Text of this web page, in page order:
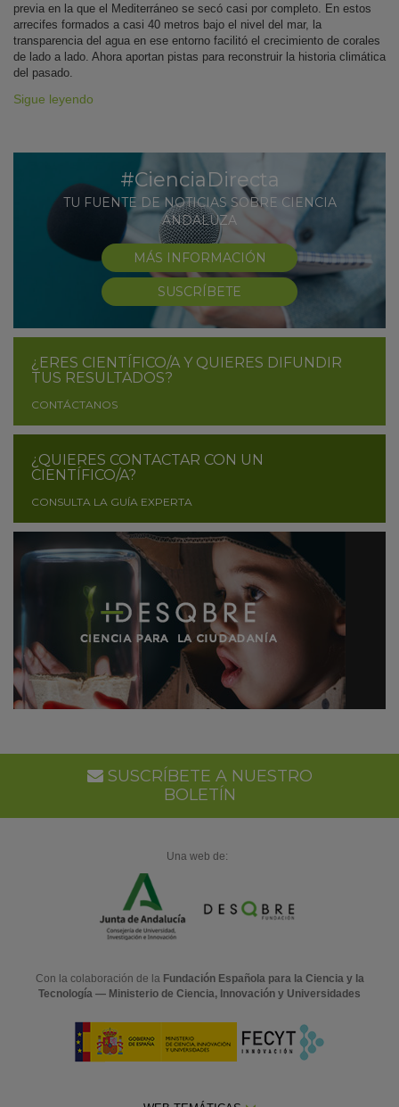
previa en la que el Mediterráneo se secó casi por completo. En estos
arrecifes formados a casi 40 metros bajo el nivel del mar, la
transparencia del agua en ese entorno facilitó el crecimiento de corales
de lado a lado. Ahora aportan pistas para reconstruir la historia climática
del pasado.
Sigue leyendo
#CienciaDirecta
TU FUENTE DE NOTICIAS SOBRE CIENCIA
ANDALUZA
MÁS INFORMACIÓN
SUSCRÍBETE
¿ERES CIENTÍFICO/A Y QUIERES DIFUNDIR
TUS RESULTADOS?
CONTÁCTANOS
¿QUIERES CONTACTAR CON UN
CIENTÍFICO/A?
CONSULTA LA GUÍA EXPERTA
SUSCRÍBETE A NUESTRO
BOLETÍN
Una web de:
Con la colaboración de la Fundación Española para la Ciencia y la
Tecnología — Ministerio de Ciencia, Innovación y Universidades